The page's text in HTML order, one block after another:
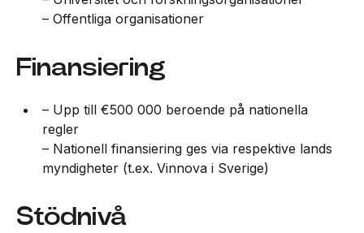
– Offentliga organisationer
Finansiering
– Upp till €500 000 beroende på nationella
regler
– Nationell finansiering ges via respektive lands
myndigheter (t.ex. Vinnova i Sverige)
Stödnivå